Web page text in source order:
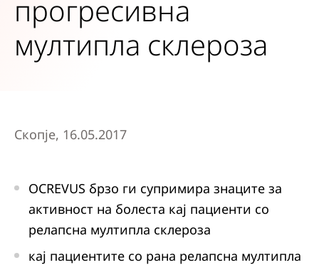
прогресивна
мултипла склероза
Скопје, 16.05.2017
OCREVUS брзо ги супримира знаците за
активност на болеста кај пациенти со
релапсна мултипла склероза
кај пациентите со рана релапсна мултипла